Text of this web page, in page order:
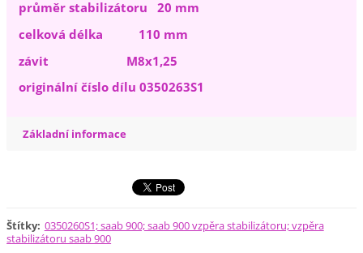
průměr stabilizátoru 20 mm
celková délka 110 mm
závit M8x1,25
originální číslo dílu 0350263S1
Základní informace
Štítky: 0350260S1; saab 900; saab 900 vzpěra stabilizátoru; vzpěra
stabilizátoru saab 900